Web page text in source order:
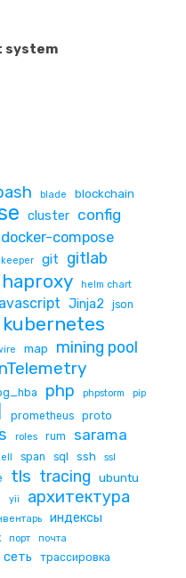
system
blade blockchain
cluster config
docker-compose
git gitlab
haproxy
helm chart
Jinja2 json
kubernetes
map mining pool
php phpstorm pip
prometheus proto
roles rum sarama
span sql ssh ssl
tls tracing ubuntu
yii архитектура
индексы
порт
почта
сеть трассировка